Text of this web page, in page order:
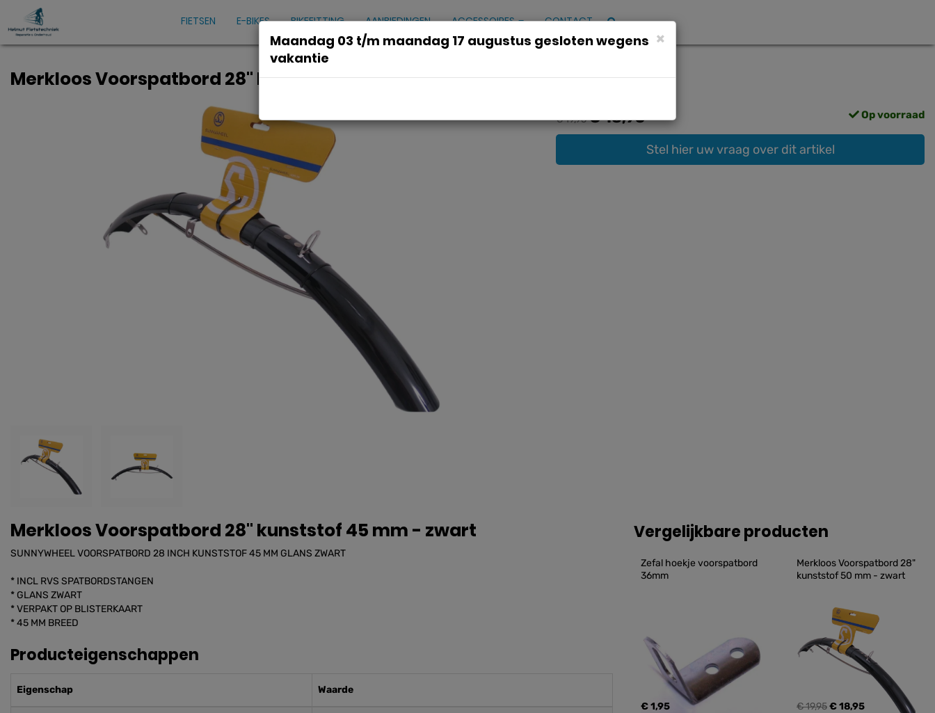
FIETSEN E-BIKES BIKEFITTING AANBIEDINGEN ACCESSOIRES CONTACT
Merkloos Voorspatbord 28" kunststof 45 mm - zwart
€ 19,95€ 18,95 Op voorraad
Stel hier uw vraag over dit artikel
Merkloos Voorspatbord 28" kunststof 45 mm - zwart
SUNNYWHEEL VOORSPATBORD 28 INCH KUNSTSTOF 45 MM GLANS ZWART
* INCL RVS SPATBORDSTANGEN
* GLANS ZWART
* VERPAKT OP BLISTERKAART
* 45 MM BREED
Producteigenschappen
Eigenschap Waarde
Vergelijkbare producten
Zefal hoekje voorspatbord
36mm
€ 1,95
Merkloos Voorspatbord 28"
kunststof 50 mm - zwart
€ 19,95€ 18,95
×
Maandag 03 t/m maandag 17 augustus gesloten wegens
vakantie